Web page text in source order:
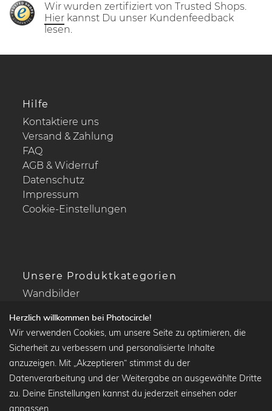
Wir wurden zertifiziert von Trusted Shops.
Hier kannst Du unser Kundenfeedback
lesen.
Hilfe
Kontaktiere uns
Versand & Zahlung
FAQ
AGB & Widerruf
Datenschutz
Impressum
Cookie-Einstellungen
Unsere Produktkategorien
Wandbilder
Kalender
Beliebte Kollektionen
Wandbilder in schwarz-weiß
Herzlich willkommen bei Photocircle!
Wir verwenden Cookies, um unsere Seite zu optimieren, die
Sicherheit zu verbessern und personalisierte Inhalte
anzuzeigen. Mit „Akzeptieren“ stimmst du der
Datenverarbeitung und der Weitergabe an ausgewählte Dritte
zu. Deine Einstellungen kannst du jederzeit einsehen oder
anpassen.